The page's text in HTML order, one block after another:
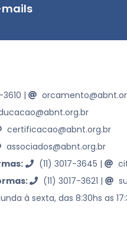
mails
3610 |
certificacao@abnt.org.br
associados@abnt.org.br
(11) 3017-3645 |
(11) 3017-3621 |
à sexta, das 8:30hs as